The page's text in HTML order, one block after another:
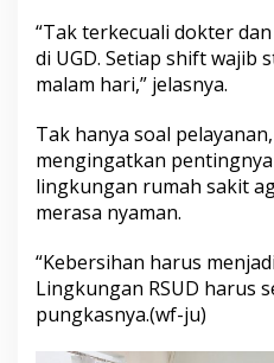
e
n
g
u
a
m
a
a
P
e
a
y
“Tak terkecuali dokter
di UGD. Setiap shift wajib
malam hari,” jelasnya.
Tak hanya soal
mengingatkan
lingkungan rumah sakit
merasa nyaman.
“Kebersihan harus
Lingkungan RSUD harus
pungkasnya.(wf-ju)